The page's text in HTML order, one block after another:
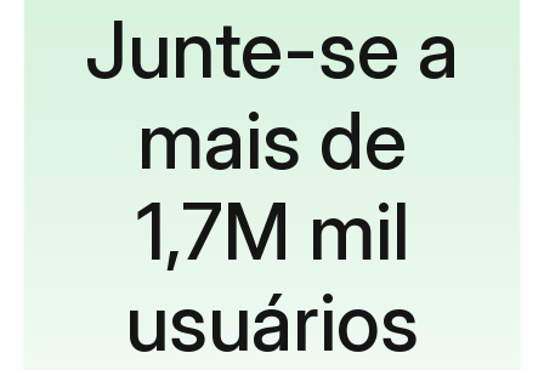
Junte-se a
mais de
1,7M mil
usuários